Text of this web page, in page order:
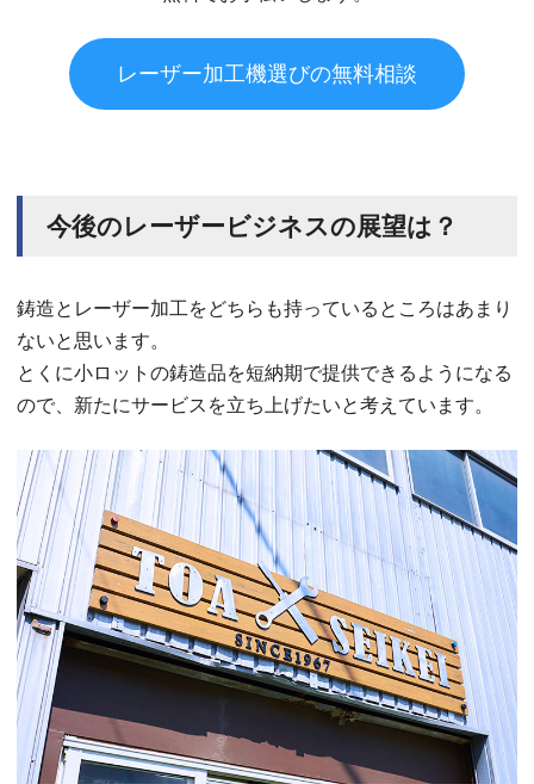
レーザー加工機選びの無料相談
今後のレーザービジネスの展望は？
鋳造とレーザー加工をどちらも持っているところはあまり
ないと思います。
とくに小ロットの鋳造品を短納期で提供できるようになる
ので、新たにサービスを立ち上げたいと考えています。